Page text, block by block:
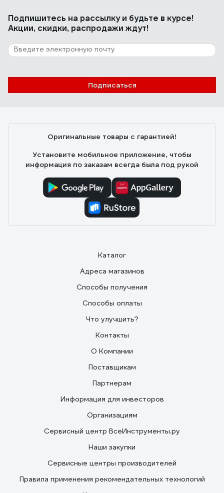
Подпишитесь на рассылкуи будьте в курсе!
Акции, скидки, распродажи ждут!
Подписаться
Оригинальные товары с гарантией!
Установите мобильное приложение, чтобы
информация по заказам всегда была под рукой
Каталог
Адреса магазинов
Способы получения
Способы оплаты
Что улучшить?
Контакты
О Компании
Поставщикам
Партнерам
Информация для инвесторов
Организациям
Сервисный центр ВсеИнструменты.ру
Наши закупки
Сервисные центры производителей
Правила применения рекомендательных технологий